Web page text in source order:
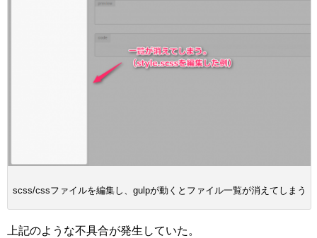
scss/cssファイルを編集し、gulpが動くとファイル一覧が消えてしまう
上記のような不具合が発生していた。